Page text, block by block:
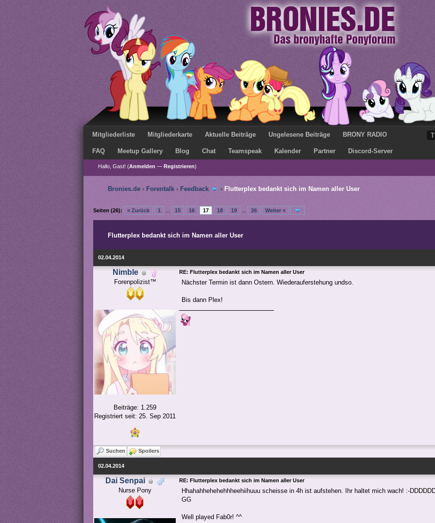
Mitgliederliste Mitgliederkarte Aktuelle Beiträge Ungelesene Beiträge BRONY RADIO
FAQ Meetup Gallery Blog Chat Teamspeak Kalender Partner Discord-Server
Hallo, Gast! (Anmelden — Registrieren)
Bronies.de › Forentalk › Feedback › Flutterplex bedankt sich im Namen aller User
Seiten (26): « Zurück 1 15 16 17 18 19 26 Weiter »
Flutterplex bedankt sich im Namen aller User
02.04.2014
Nimble
Forenpolizist™
Beiträge: 1.259
Registriert seit: 25. Sep 2011
RE: Flutterplex bedankt sich im Namen aller User
Nächster Termin ist dann Ostern. Wiederauferstehung undso.
Bis dann Plex!
Suchen Spoilers
02.04.2014
Dai Senpai
Nurse Pony
RE: Flutterplex bedankt sich im Namen aller User
Hhahahhehehehhheehiihuuu scheisse in 4h ist aufstehen. Ihr haltet mich wach! :-
GG
Well played Fab0r! ^^